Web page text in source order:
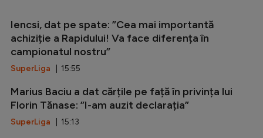
Iencsi, dat pe spate: ”Cea mai importantă
achiziție a Rapidului! Va face diferența în
campionatul nostru”
SuperLiga | 15:55
Marius Baciu a dat cărțile pe față în privința lui
Florin Tănase: ”I-am auzit declarația”
SuperLiga | 15:13